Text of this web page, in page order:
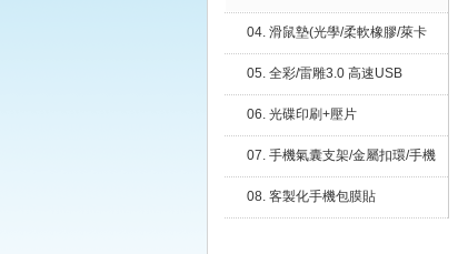
04. 滑鼠墊(光學/柔軟橡膠/萊卡
05. 全彩/雷雕3.0 高速USB
06. 光碟印刷+壓片
07. 手機氣囊支架/金屬扣環/手機
08. 客製化手機包膜貼